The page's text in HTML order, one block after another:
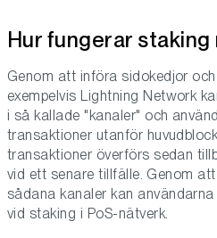
Hur fungerar staking
Genom att införa sidokedjor
exempelvis Lightning Network
i så kallade "kanaler" och
transaktioner utanför
transaktioner överförs sedan
vid ett senare tillfälle. Genom
sådana kanaler kan
vid staking i PoS-nätverk.